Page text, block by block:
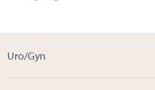
Uro/Gyn